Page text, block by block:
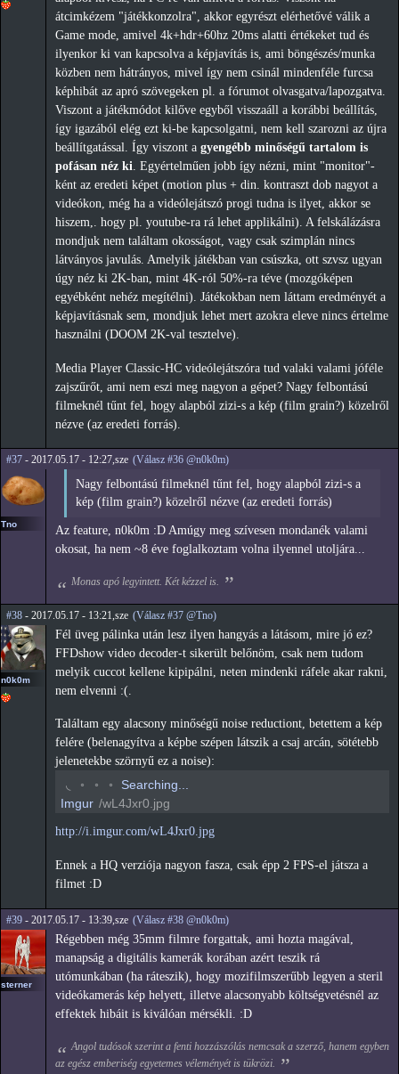
átcimkézem "játékkonzolra", akkor egyrészt elérhetővé válik a
Game mode, amivel 4k+hdr+60hz 20ms alatti értékeket tud és
ilyenkor ki van kapcsolva a képjavítás is, ami böngészés/munka
közben nem hátrányos, mivel így nem csinál mindenféle furcsa
képhibát az apró szövegeken pl. a fórumot olvasgatva/lapozgatva.
Viszont a játékmódot kilőve egyből visszaáll a korábbi beállítás,
így igazából elég ezt ki-be kapcsolgatni, nem kell szarozni az újra
beállítgatással. Így viszont a gyengébb minőségű tartalom is
pofásan néz ki . Egyértelműen jobb így nézni, mint "monitor"-
ként az eredeti képet (motion plus + din. kontraszt dob nagyot a
videókon, még ha a videólejátszó progi tudna is ilyet, akkor se
hiszem,. hogy pl. youtube-ra rá lehet applikálni). A felskálázásra
mondjuk nem találtam okosságot, vagy csak szimplán nincs
látványos javulás. Amelyik játékban van csúszka, ott szvsz ugyan
úgy néz ki 2K-ban, mint 4K-ról 50%-ra téve (mozgóképen
egyébként nehéz megítélni). Játékokban nem láttam eredményét a
képjavításnak sem, mondjuk lehet mert azokra eleve nincs értelme
használni (DOOM 2K-val tesztelve).
Media Player Classic-HC videólejátszóra tud valaki valami jóféle
zajszűrőt, ami nem eszi meg nagyon a gépet? Nagy felbontású
filmeknél tűnt fel, hogy alapból zizi-s a kép (film grain?) közelről
nézve (az eredeti forrás).
#37 - 2017.05.17 - 12:27,sze (Válasz #36 @n0k0m)
Tno
Nagy felbontású filmeknél tűnt fel, hogy alapból zizi-s a
kép (film grain?) közelről nézve (az eredeti forrás)
Az feature, n0k0m :D Amúgy meg szívesen mondanék valami
okosat, ha nem ~8 éve foglalkoztam volna ilyennel utoljára...
Monas apó legyintett. Két kézzel is.
#38 - 2017.05.17 - 13:21,sze (Válasz #37 @Tno)
n0k0m
Fél üveg pálinka után lesz ilyen hangyás a látásom, mire jó ez?
FFDshow video decoder-t sikerült belőnöm, csak nem tudom
melyik cuccot kellene kipipálni, neten mindenki ráfele akar rakni,
nem elvenni :(.
Találtam egy alacsony minőségű noise reductiont, betettem a kép
felére (belenagyítva a képbe szépen látszik a csaj arcán, sötétebb
jelenetekbe szörnyű ez a noise):
◝ ◦ ◦ ◦
Searching...
Imgur /wL4Jxr0.jpg
http://i.imgur.com/wL4Jxr0.jpg
Ennek a HQ verziója nagyon fasza, csak épp 2 FPS-el játsza a
filmet :D
#39 - 2017.05.17 - 13:39,sze (Válasz #38 @n0k0m)
sterner
Régebben még 35mm filmre forgattak, ami hozta magával,
manapság a digitális kamerák korában azért teszik rá
utómunkában (ha ráteszik), hogy mozifilmszerűbb legyen a steril
videókamerás kép helyett, illetve alacsonyabb költségvetésnél az
effektek hibáit is kiválóan mérsékli. :D
Angol tudósok szerint a fenti hozzászólás nemcsak a szerző, hanem egyben
az egész emberiség egyetemes véleményét is tükrözi.